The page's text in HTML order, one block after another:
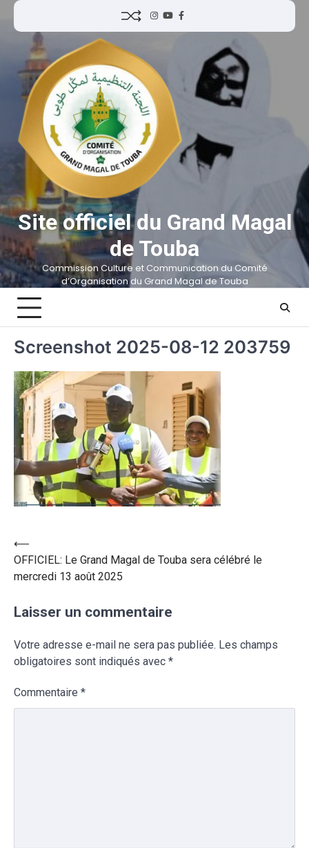
Site officiel du Grand Magal
de Touba
Commission Culture et Communication du Comité
d’Organisation du Grand Magal de Touba
Screenshot 2025-08-12 203759
⟵
OFFICIEL: Le Grand Magal de Touba sera célébré le
mercredi 13 août 2025
Laisser un commentaire
Votre adresse e-mail ne sera pas publiée. Les champs
obligatoires sont indiqués avec *
Commentaire *